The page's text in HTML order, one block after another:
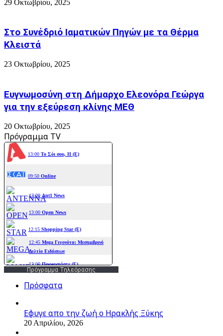
29 Οκτωβρίου, 2025
Στο Συνέδριό Ιαματικών Πηγών με τα Θέρμα
Κλειστά
23 Οκτωβρίου, 2025
Ευγνωμοσύνη στη Δήμαρχο Ελεονόρα Γεώργα
για την εξεύρεση κλίνης ΜΕΘ
20 Οκτωβρίου, 2025
Πρόγραμμα TV
Πρόγραμμα Τηλεόρασης
Πρόσφατα
Εφυγε απο την ζωή o Ηρακλής Ξύκης
20 Απριλίου, 2026